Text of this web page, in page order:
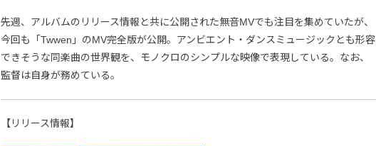
先週、アルバムのリリース情報と共に公開された無音MVでも注目を集めていたが、
今回も「Twwen」のMV完全版が公開。アンビエント・ダンスミュージックとも形容
できそうな同楽曲の世界観を、モノクロのシンプルな映像で表現している。なお、
監督は自身が務めている。
【リリース情報】